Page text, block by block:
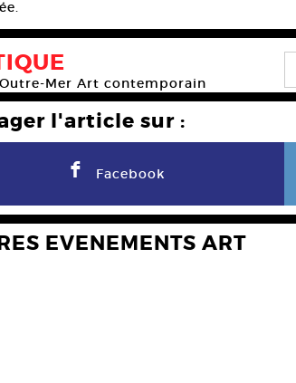
Mer Art contemporain
l'article sur :
F Facebook
EVENEMENTS ART